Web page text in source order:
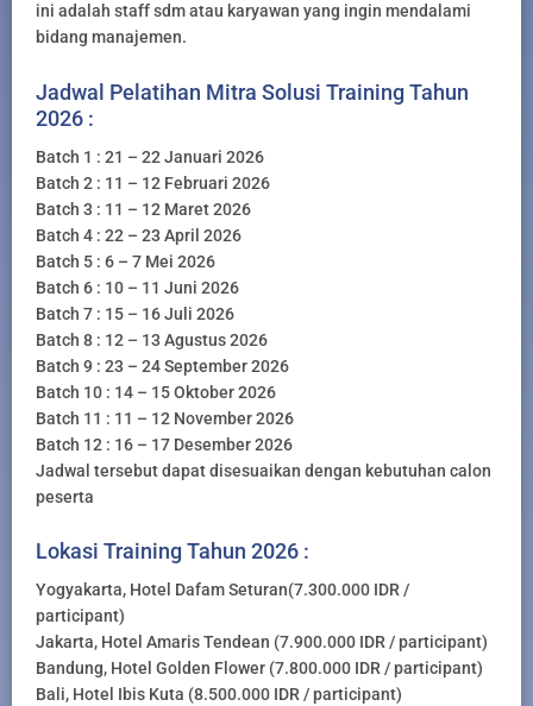
ini adalah staff sdm atau karyawan yang ingin mendalami
bidang manajemen.
Jadwal Pelatihan Mitra Solusi Training Tahun
2026 :
Batch 1 : 21 – 22 Januari 2026
Batch 2 : 11 – 12 Februari 2026
Batch 3 : 11 – 12 Maret 2026
Batch 4 : 22 – 23 April 2026
Batch 5 : 6 – 7 Mei 2026
Batch 6 : 10 – 11 Juni 2026
Batch 7 : 15 – 16 Juli 2026
Batch 8 : 12 – 13 Agustus 2026
Batch 9 : 23 – 24 September 2026
Batch 10 : 14 – 15 Oktober 2026
Batch 11 : 11 – 12 November 2026
Batch 12 : 16 – 17 Desember 2026
Jadwal tersebut dapat disesuaikan dengan kebutuhan calon
peserta
Lokasi Training Tahun 2026 :
Yogyakarta, Hotel Dafam Seturan(7.300.000 IDR /
participant)
Jakarta, Hotel Amaris Tendean (7.900.000 IDR / participant)
Bandung, Hotel Golden Flower (7.800.000 IDR / participant)
Bali, Hotel Ibis Kuta (8.500.000 IDR / participant)